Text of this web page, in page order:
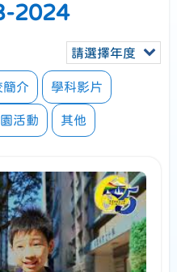
2024
請選擇年度
簡介 學科影片
活動 其他